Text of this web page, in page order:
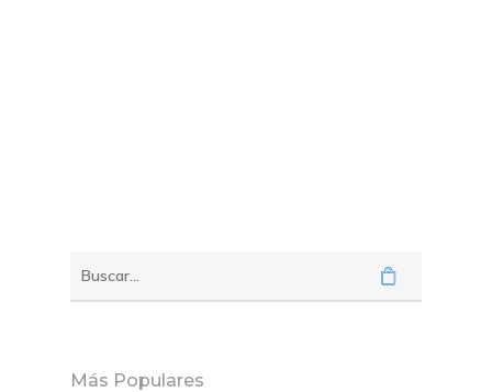
Más Populares